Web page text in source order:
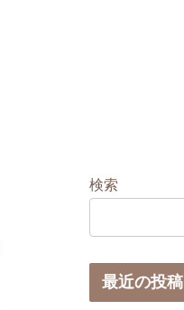
検索
最近の投稿